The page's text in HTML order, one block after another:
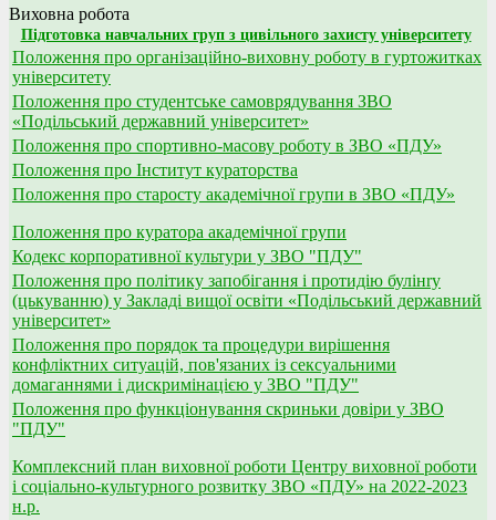
Виховна робота
Підготовка навчальних груп з цивільного захисту університету
Положення про організаційно-виховну роботу в гуртожитках
університету
Положення про студентське самоврядування ЗВО
«Подільський державний університет»
Положення про спортивно-масову роботу в ЗВО «ПДУ»
Положення про Інститут кураторства
Положення про старосту академічної групи в ЗВО «ПДУ»
Положення про куратора академічної групи
Кодекс корпоративної культури у ЗВО "ПДУ"
Положення про полiтику запобiгання i протидiю булiнrу
(цькуванню) у Закладi вищої освiти «Подiльський державний
унiверситет»
Положення про порядок та процедури вирішення
конфліктних ситуацій, пов'язаних із сексуальними
домаганнями і дискримінацією у ЗВО "ПДУ"
Положення про функціонування скриньки довіри у ЗВО
"ПДУ"
Комплексний план виховної роботи Центру виховної роботи
і соціально-культурного розвитку ЗВО «ПДУ» на 2022-2023
н.р.